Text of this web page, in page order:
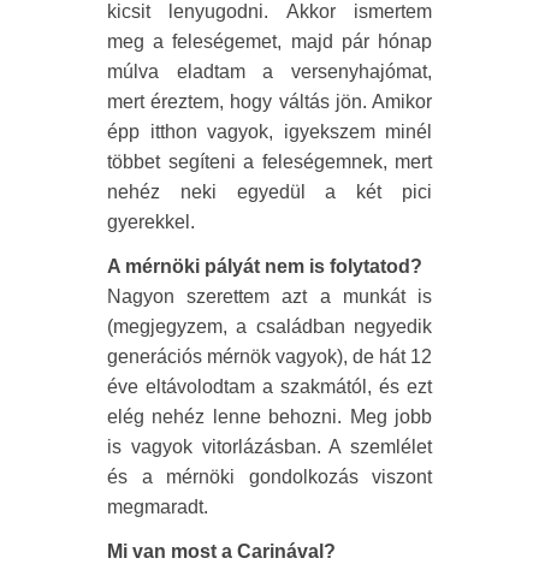
kicsit lenyugodni. Akkor ismertem
meg a feleségemet, majd pár hónap
múlva eladtam a versenyhajómat,
mert éreztem, hogy váltás jön. Amikor
épp itthon vagyok, igyekszem minél
többet segíteni a feleségemnek, mert
nehéz neki egyedül a két pici
gyerekkel.
A mérnöki pályát nem is folytatod?
Nagyon szerettem azt a munkát is
(megjegyzem, a családban negyedik
generációs mérnök vagyok), de hát 12
éve eltávolodtam a szakmától, és ezt
elég nehéz lenne behozni. Meg jobb
is vagyok vitorlázásban. A szemlélet
és a mérnöki gondolkozás viszont
megmaradt.
Mi van most a Carinával?